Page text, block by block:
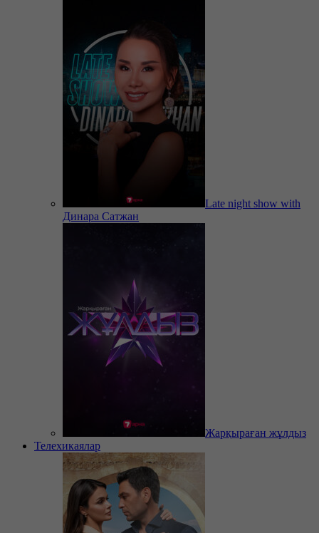
Late night show with
Динара Сатжан
Жарқыраған жұлдыз
Телехикаялар